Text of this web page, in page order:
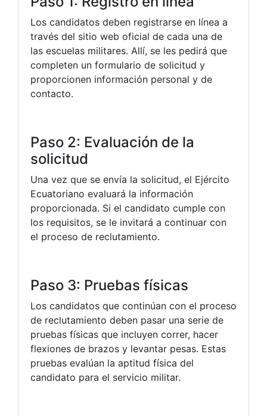
Los candidatos deben registrarse en línea a
través del sitio web oficial de cada una de
las escuelas militares. Allí, se les pedirá que
completen un formulario de solicitud y
proporcionen información personal y de
contacto.
Paso 2: Evaluación de la
solicitud
Una vez que se envía la solicitud, el Ejército
Ecuatoriano evaluará la información
proporcionada. Si el candidato cumple con
los requisitos, se le invitará a continuar con
el proceso de reclutamiento.
Paso 3: Pruebas físicas
Los candidatos que continúan con el proceso
de reclutamiento deben pasar una serie de
pruebas físicas que incluyen correr, hacer
flexiones de brazos y levantar pesas. Estas
pruebas evalúan la aptitud física del
candidato para el servicio militar.